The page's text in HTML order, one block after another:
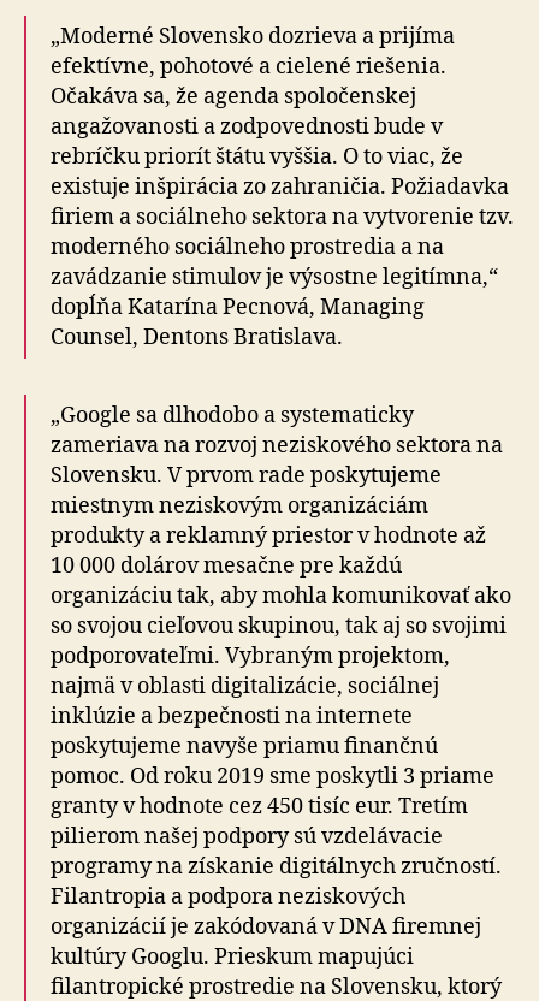
„Moderné Slovensko dozrieva a prijíma
efektívne, pohotové a cielené riešenia.
Očakáva sa, že agenda spoločenskej
angažovanosti a zodpovednosti bude v
rebríčku priorít štátu vyššia. O to viac, že
existuje inšpirácia zo zahraničia. Požiadavka
firiem a sociálneho sektora na vytvorenie tzv.
moderného sociálneho prostredia a na
zavádzanie stimulov je výsostne legitímna,“
dopĺňa Katarína Pecnová, Managing
Counsel, Dentons Bratislava.
„Google sa dlhodobo a systematicky
zameriava na rozvoj neziskového sektora na
Slovensku. V prvom rade poskytujeme
miestnym neziskovým organizáciám
produkty a reklamný priestor v hodnote až
10 000 dolárov mesačne pre každú
organizáciu tak, aby mohla komunikovať ako
so svojou cieľovou skupinou, tak aj so svojimi
podporovateľmi. Vybraným projektom,
najmä v oblasti digitalizácie, sociálnej
inklúzie a bezpečnosti na internete
poskytujeme navyše priamu finančnú
pomoc. Od roku 2019 sme poskytli 3 priame
granty v hodnote cez 450 tisíc eur. Tretím
pilierom našej podpory sú vzdelávacie
programy na získanie digitálnych zručností.
Filantropia a podpora neziskových
organizácií je zakódovaná v DNA firemnej
kultúry Googlu. Prieskum mapujúci
filantropické prostredie na Slovensku, ktorý